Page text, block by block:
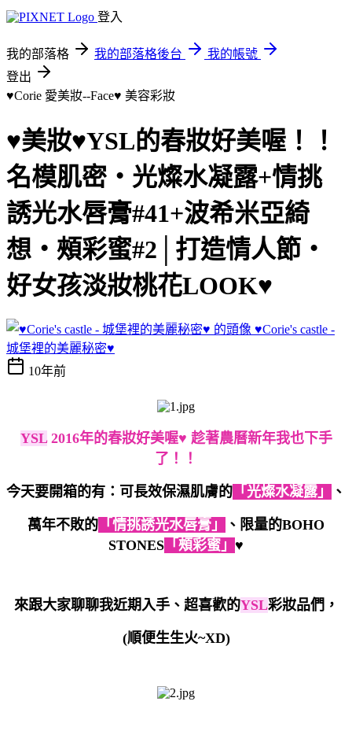
登入
我的部落格 我的部落格後台
我的帳號
登出
♥Corie 愛美妝--Face♥ 美容彩妝
♥美妝♥YSL的春妝好美喔！！
名模肌密‧光燦水凝露+情挑
誘光水唇膏#41+波希米亞綺
想‧頰彩蜜#2│打造情人節‧
好女孩淡妝桃花LOOK♥
♥Corie's castle -
城堡裡的美麗秘密♥
10年前
YSL2016年的春妝好美喔♥ 趁著農曆新年我也下手
了！！
今天要開箱的有：可長效保濕肌膚的 「光燦水凝露」 、
萬年不敗的 「情挑誘光水唇膏」
、限量的BOHO
STONES 「頰彩蜜」 ♥
來跟大家聊聊我近期入手、超喜歡的YSL彩妝品們，
(順便生生火~XD)